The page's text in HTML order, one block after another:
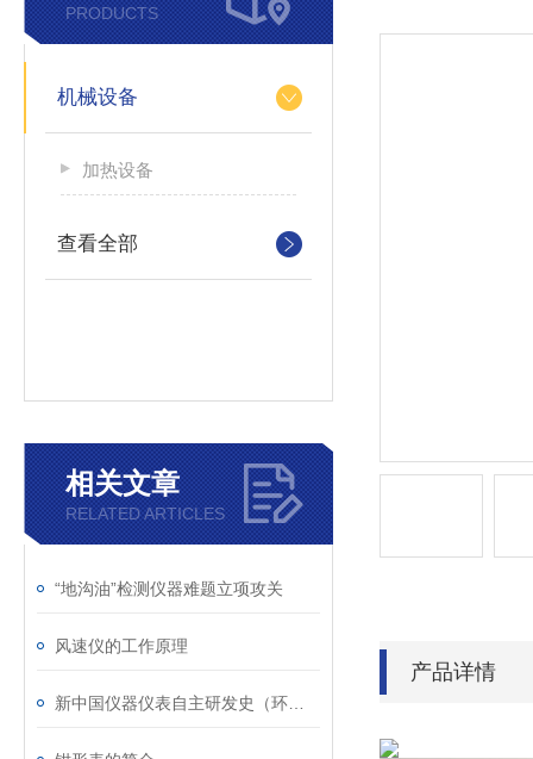
PRODUCTS
机械设备
加热设备
查看全部
相关文章
RELATED ARTICLES
“地沟油”检测仪器难题立项攻关
风速仪的工作原理
产品详情